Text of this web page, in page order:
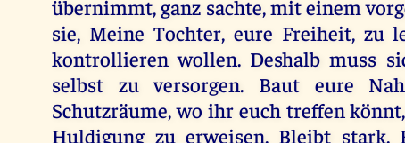
übernimmt, ganz sachte, mit einem
sie, Meine Tochter, eure Freiheit, zu
kontrollieren wollen. Deshalb muss
selbst zu versorgen. Baut eure
Schutzräume, wo ihr euch treffen
Huldigung zu erweisen. Bleibt